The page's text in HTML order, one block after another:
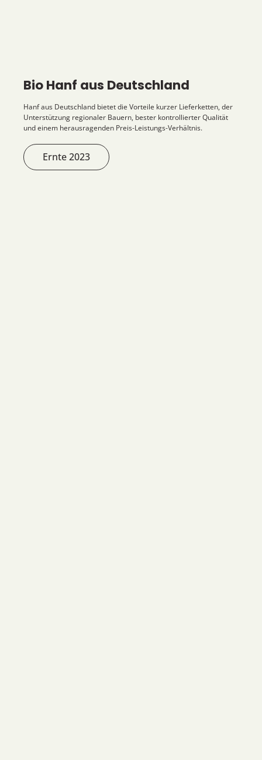
Bio Hanf aus Deutschland
Hanf aus Deutschland bietet die Vorteile kurzer Lieferketten, der
Unterstützung regionaler Bauern, bester kontrollierter Qualität
und einem herausragenden Preis-Leistungs-Verhältnis.
Ernte 2023